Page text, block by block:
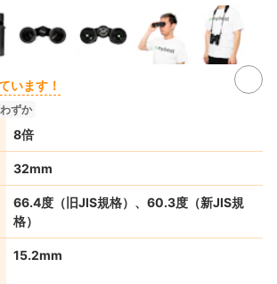
います！
ずか
8倍
32mm
66.4度（旧JIS規格）、60.3度（新JIS規
格）
15.2mm